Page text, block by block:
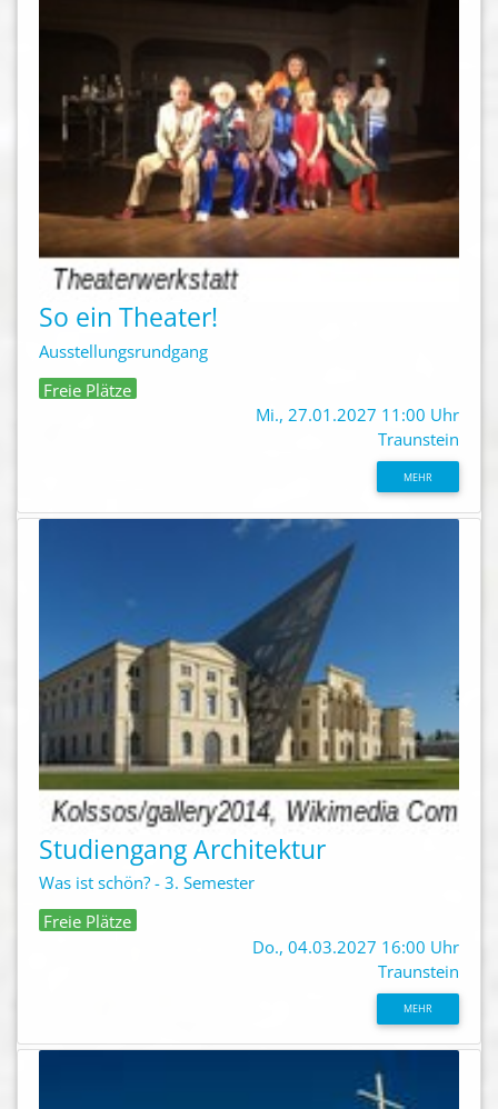
So ein Theater!
Ausstellungsrundgang
Freie Plätze
Mi., 27.01.2027 11:00 Uhr
Traunstein
MEHR
Studiengang Architektur
Was ist schön? - 3. Semester
Freie Plätze
Do., 04.03.2027 16:00 Uhr
Traunstein
MEHR